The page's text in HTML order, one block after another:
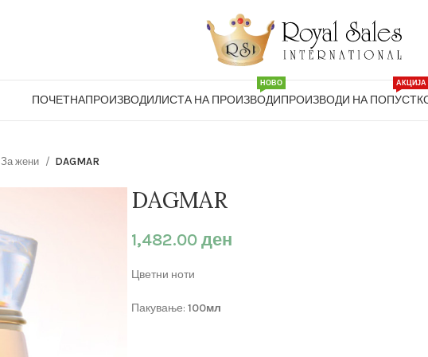
ПОЧЕТНАПРОИЗВОДИЛИСТА НА ПРОИЗВОДИ
НОВО
ПРОИЗВОДИ НА ПОПУСТ
АКЦИЈА
За жени DAGMAR
DAGMAR
1,482.00 ден
Цветни ноти
Пакување: 100мл